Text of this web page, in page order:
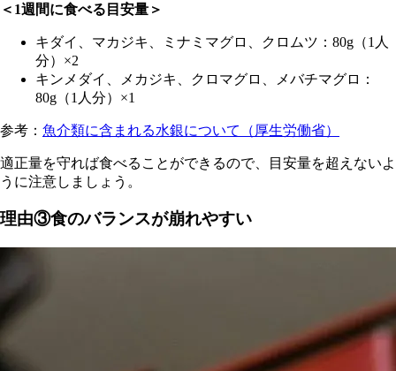
＜ 1週間に食べる目安量＞
キダイ、マカジキ、ミナミマグロ、クロムツ：80g（1人
分）×2
キンメダイ、メカジキ、クロマグロ、メバチマグロ：
80g（1人分）×1
参考： 魚介類に含まれる水銀について（厚生労働省）
適正量を守れば食べることができるので、目安量を超えないよ
うに注意しましょう。
理由③食のバランスが崩れやすい